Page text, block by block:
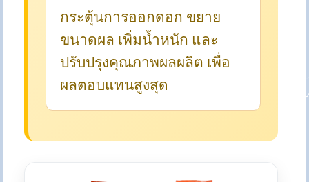
กระตุ้นการออกดอก ขยาย
ขนาดผล เพิ่มน้ำหนัก และ
ปรับปรุงคุณภาพผลผลิต เพื่อ
ผลตอบแทนสูงสุด